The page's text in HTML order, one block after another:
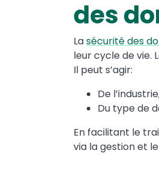
des
Lasécurité des
leur cycle de vie.
Il peut s’agir:
De
Du type de
En facilitant le
via la gestion et